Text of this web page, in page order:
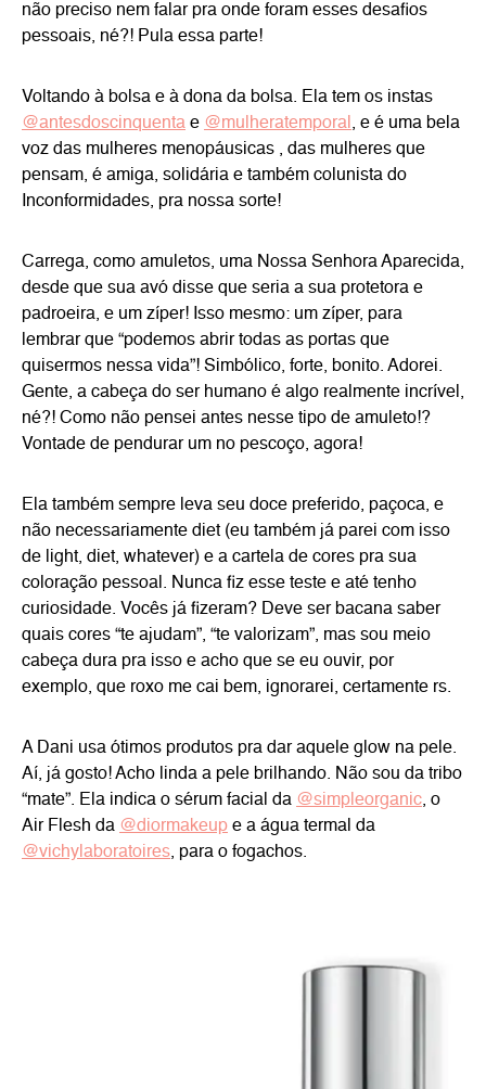
não preciso nem falar pra onde foram esses desafios
pessoais, né?! Pula essa parte!
Voltando à bolsa e à dona da bolsa. Ela tem os instas
@antesdoscinquenta e @mulheratemporal , e é uma bela
voz das mulheres menopáusicas , das mulheres que
pensam, é amiga, solidária e também colunista do
Inconformidades, pra nossa sorte!
Carrega, como amuletos, uma Nossa Senhora Aparecida,
desde que sua avó disse que seria a sua protetora e
padroeira, e um zíper! Isso mesmo: um zíper, para
lembrar que “podemos abrir todas as portas que
quisermos nessa vida”! Simbólico, forte, bonito. Adorei.
Gente, a cabeça do ser humano é algo realmente incrível,
né?! Como não pensei antes nesse tipo de amuleto!?
Vontade de pendurar um no pescoço, agora!
Ela também sempre leva seu doce preferido, paçoca, e
não necessariamente diet (eu também já parei com isso
de light, diet, whatever) e a cartela de cores pra sua
coloração pessoal. Nunca fiz esse teste e até tenho
curiosidade. Vocês já fizeram? Deve ser bacana saber
quais cores “te ajudam”, “te valorizam”, mas sou meio
cabeça dura pra isso e acho que se eu ouvir, por
exemplo, que roxo me cai bem, ignorarei, certamente rs.
A Dani usa ótimos produtos pra dar aquele glow na pele.
Aí, já gosto! Acho linda a pele brilhando. Não sou da tribo
“mate”. Ela indica o sérum facial da @simpleorganic, o
Air Flesh da @diormakeup e a água termal da
@vichylaboratoires, para o fogachos.